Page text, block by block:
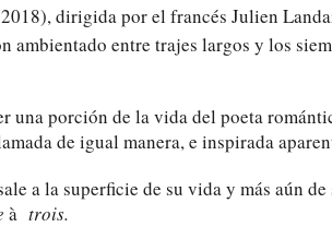
dirigida por el francés Julien
ambientado entre trajes largos y los
una porción de la vida del poeta
de igual manera, e inspirada
a la superficie de su vida y más aún
à trois.